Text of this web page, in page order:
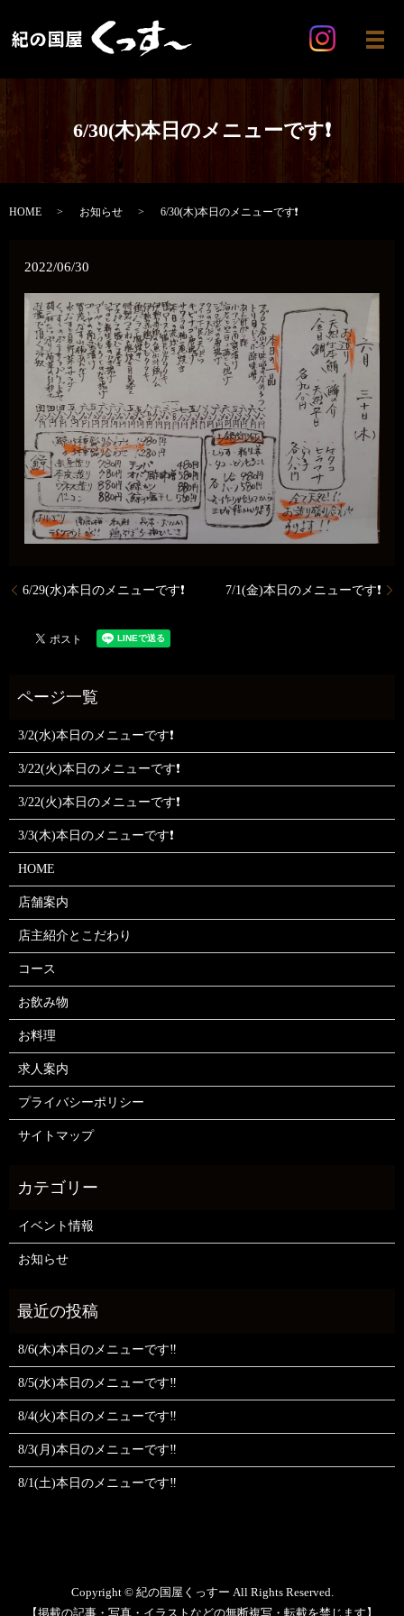
メ
6/30(木)本日のメニューです❗
HOME お知らせ 6/30(木)本日のメニューです❗
2022/06/30
6/29(水)本日のメニューです❗ 7/1(金)本日のメニューです❗
3/2(水)本日のメニューです❗
3/22(火)本日のメニューです❗
3/22(火)本日のメニューです❗
3/3(木)本日のメニューです❗
HOME
店舗案内
店主紹介とこだわり
コース
お飲み物
お料理
求人案内
プライバシーポリシー
サイトマップ
イベント情報
お知らせ
8/6(木)本日のメニューです‼️
8/5(水)本日のメニューです‼️
8/4(火)本日のメニューです‼️
8/3(月)本日のメニューです‼️
8/1(土)本日のメニューです‼️
Copyright © 紀の国屋くっすー All Rights Reserved.
【掲載の記事・写真・イラストなどの無断複写・転載を禁じます】